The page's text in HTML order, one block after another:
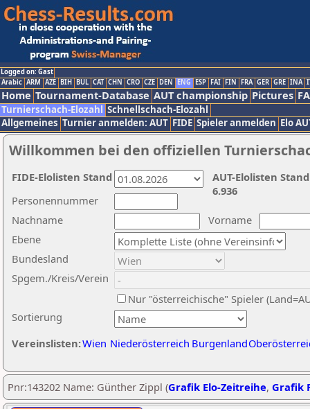
Logged on: Gast
Arabic ARM AZE BIH BUL CAT CHN CRO CZE DEN ENG ESP FAI FIN FRA GER GRE INA
Home Tournament-Database AUT championship Pictures
Turnierschach-Elozahl Schnellschach-Elozahl
Allgemeines Turnier anmelden: AUT FIDE Spieler anmelden Elo
Willkommen bei den offiziellen
Nachname
Vorname
Ebene
Sortierung
Personennummer
Bundesland
Spgem./Kreis/Verein
Nur "österreichische" Spieler
Vereinslisten:Wien Niederösterreich Burgenland
AUT-Elolisten
6.936
FIDE-Elolisten Stand
Pnr:143202 Name: Günther Zippl (Grafik Elo-Zeitreihe, Grafik